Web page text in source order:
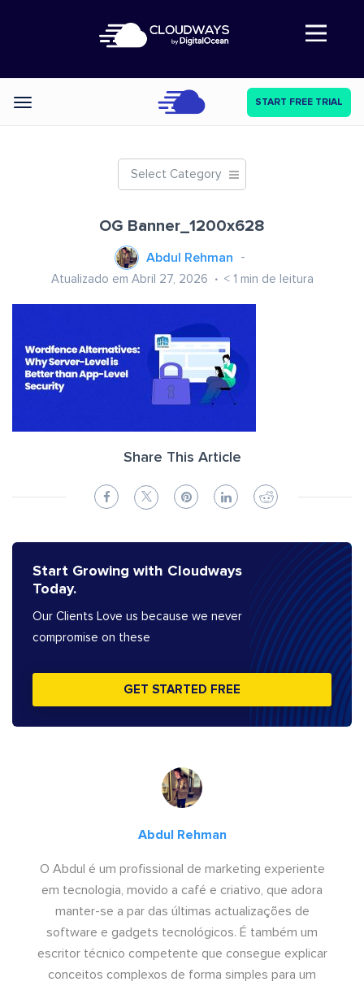
Abre a navegação
Categories START FREE TRIAL
Select Category
OG Banner_1200x628
Abdul Rehman
Atualizado em Abril 27, 2026 < 1 min de leitura
Share This Article
Start Growing with Cloudways
Today.
Our Clients Love us because we never
compromise on these
GET STARTED FREE
Abdul Rehman
O Abdul é um profissional de marketing experiente
em tecnologia, movido a café e criativo, que adora
manter-se a par das últimas actualizações de
software e gadgets tecnológicos. É também um
escritor técnico competente que consegue explicar
conceitos complexos de forma simples para um